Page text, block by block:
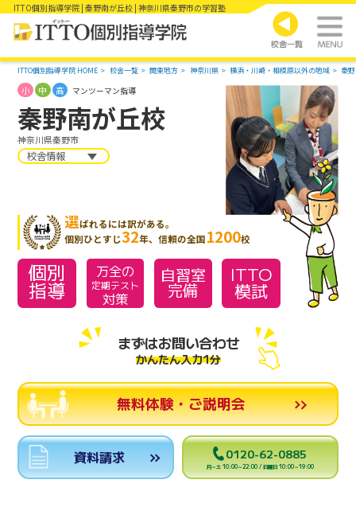
ITTO個別指導学院 | 秦野南が丘校 | 神奈川県秦野市の学習塾
ITTO個別指導学院 HOME 校舎一覧 関東地方 神奈川県 横浜・川崎・相模原以外の地域 秦
秦野南が丘校
神奈川県秦野市
小 中 高 マンツーマン指導
校舎情報
選ばれるには訳がある。
個別ひとすじ32年、信頼の全国1200校
個別
指導
万全の
定期テスト
対策
自習室
完備
ITTO
模試
まずはお問い合わせ
かんたん入力1分
無料体験・ご説明会
資料請求 0120-62-0885
月～土 10:00～22:00 / 日曜日 10:00～19:00